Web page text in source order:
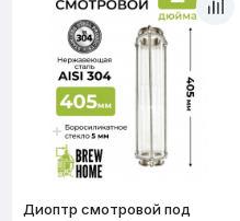
Диоптр смотровой под